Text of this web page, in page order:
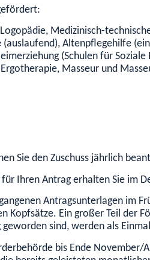
Medizinisch-
Altenpflegehilfe
(Schulen für Soziale
Masseur und
Sie den Zuschuss jährlich
Ihren Antrag erhalten Sie im
Antragsunterlagen im
Kopfsätze. Ein großer Teil der
sind, werden als
bis Ende November/